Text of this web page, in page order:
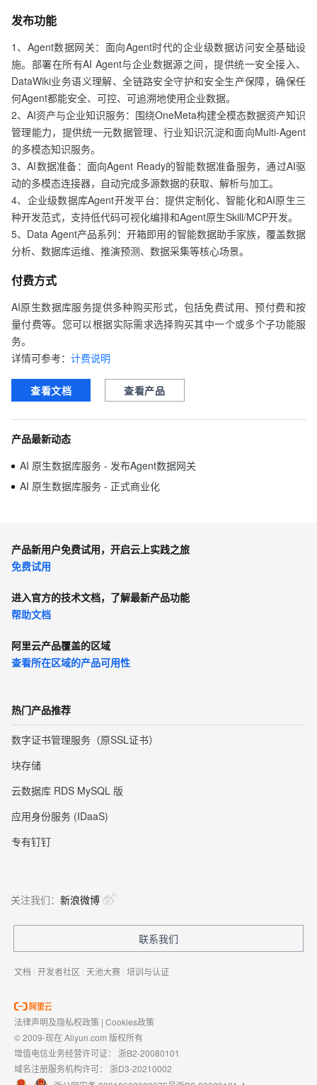
发布功能
1、Agent数据网关：面向Agent时代的企业级数据访问安全基础设
施。部署在所有AI Agent与企业数据源之间，提供统一安全接入、
DataWiki业务语义理解、全链路安全守护和安全生产保障，确保任
何Agent都能安全、可控、可追溯地使用企业数据。
2、AI资产与企业知识服务：围绕OneMeta构建全模态数据资产知识
管理能力，提供统一元数据管理、行业知识沉淀和面向Multi-Agent
的多模态知识服务。
3、AI数据准备：面向Agent Ready的智能数据准备服务，通过AI驱
动的多模态连接器，自动完成多源数据的获取、解析与加工。
4、企业级数据库Agent开发平台：提供定制化、智能化和AI原生三
种开发范式，支持低代码可视化编排和Agent原生Skill/MCP开发。
5、Data Agent产品系列：开箱即用的智能数据助手家族，覆盖数据
分析、数据库运维、推演预测、数据采集等核心场景。
付费方式
AI原生数据库服务提供多种购买形式，包括免费试用、预付费和按
量付费等。您可以根据实际需求选择购买其中一个或多个子功能服
务。
详情可参考： 计费说明
查看文档 查看产品
产品最新动态
AI 原生数据库服务 - 发布Agent数据网关
AI 原生数据库服务 - 正式商业化
产品新用户免费试用，开启云上实践之旅
免费试用
进入官方的技术文档，了解最新产品功能
帮助文档
阿里云产品覆盖的区域
查看所在区域的产品可用性
热门产品推荐
数字证书管理服务（原SSL证书）
块存储
云数据库 RDS MySQL 版
应用身份服务 (IDaaS)
专有钉钉
关注我们： 新浪微博
联系我们
文档 | 开发者社区 | 天池大赛 | 培训与认证
法律声明及隐私权政策 | Cookies政策
© 2009-现在 Aliyun.com 版权所有
增值电信业务经营许可证： 浙B2-20080101
域名注册服务机构许可： 浙D3-20210002